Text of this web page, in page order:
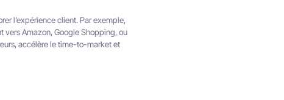
l’expérience client. Par exemple,
vers Amazon, Google Shopping, ou
accélère le time-to-market et